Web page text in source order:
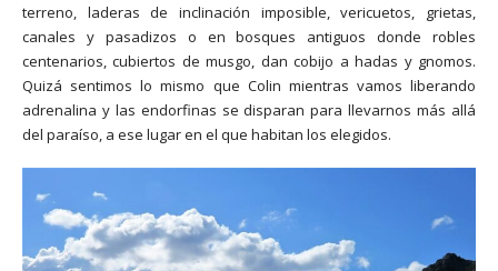
terreno, laderas de inclinación imposible, vericuetos, grietas,
canales y pasadizos o en bosques antiguos donde robles
centenarios, cubiertos de musgo, dan cobijo a hadas y gnomos.
Quizá sentimos lo mismo que Colin mientras vamos liberando
adrenalina y las endorfinas se disparan para llevarnos más allá
del paraíso, a ese lugar en el que habitan los elegidos.